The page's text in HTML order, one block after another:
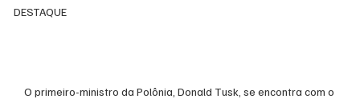
DESTAQUE
O primeiro-ministro da Polônia, Donald Tusk, se encontra com o